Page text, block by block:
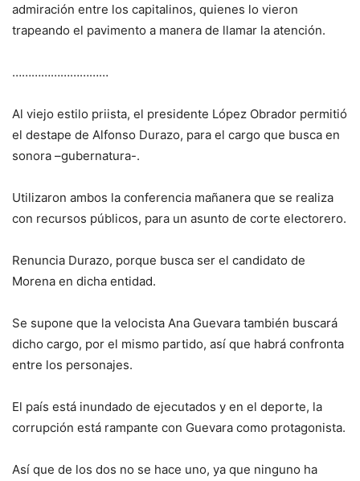
admiración entre los capitalinos, quienes lo vieron
trapeando el pavimento a manera de llamar la atención.
…………………………
Al viejo estilo priista, el presidente López Obrador permitió
el destape de Alfonso Durazo, para el cargo que busca en
sonora –gubernatura-.
Utilizaron ambos la conferencia mañanera que se realiza
con recursos públicos, para un asunto de corte electorero.
Renuncia Durazo, porque busca ser el candidato de
Morena en dicha entidad.
Se supone que la velocista Ana Guevara también buscará
dicho cargo, por el mismo partido, así que habrá confronta
entre los personajes.
El país está inundado de ejecutados y en el deporte, la
corrupción está rampante con Guevara como protagonista.
Así que de los dos no se hace uno, ya que ninguno ha